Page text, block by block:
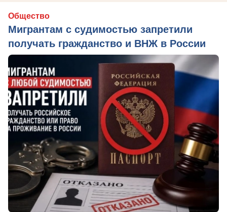
Общество
Мигрантам с судимостью запретили
получать гражданство и ВНЖ в России